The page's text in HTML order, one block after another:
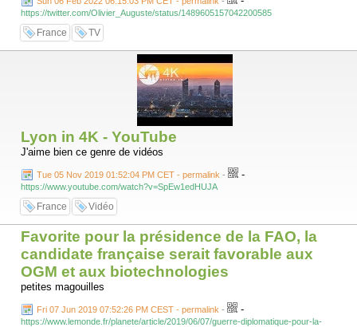
https://twitter.com/Olivier_Auguste/status/1489605157042200585
France TV
Lyon in 4K - YouTube
J'aime bien ce genre de vidéos
Tue 05 Nov 2019 01:52:04 PM CET - permalink - -
https://www.youtube.com/watch?v=SpEw1edHUJA
France Vidéo
Favorite pour la présidence de la FAO, la
candidate française serait favorable aux
OGM et aux biotechnologies
petites magouilles
Fri 07 Jun 2019 07:52:26 PM CEST - permalink - -
https://www.lemonde.fr/planete/article/2019/06/07/guerre-diplomatique-pour-la-